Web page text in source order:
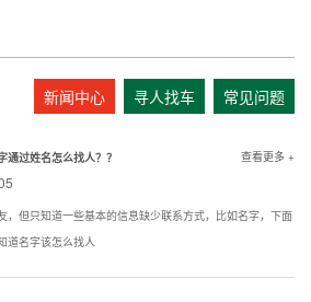
新闻中心 寻人找车 常见问题
通过姓名怎么找人？？ 查看更多 +
，但只知道一些基本的信息缺少联系方式，比如名字，下面
道名字该怎么找人